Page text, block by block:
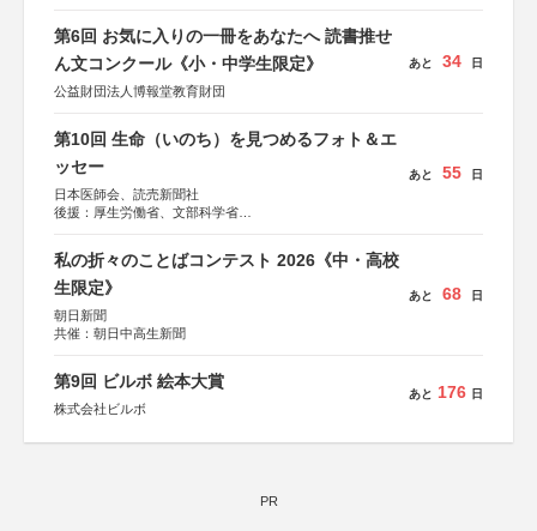
集英社、小学館、祥伝社、新潮社、淡交社、ちいさいミシ
マ社、徳間書店、早川書房、PHP研究所、双葉社、文藝春
第6回 お気に入りの一冊をあなたへ 読書推せ
ん文コンクール《小・中学生限定》
公益財団法人博報堂教育財団
あと 34 日
第10回 生命（いのち）を見つめるフォト＆エ
ッセー
日本医師会、読売新聞社
後援：厚生労働省、文部科学省
あと 55 日
私の折々のことばコンテスト 2026《中・高校
生限定》
朝日新聞
共催：朝日中高生新聞
あと 68 日
第9回 ビルボ 絵本大賞
株式会社ビルボ
あと 176 日
PR